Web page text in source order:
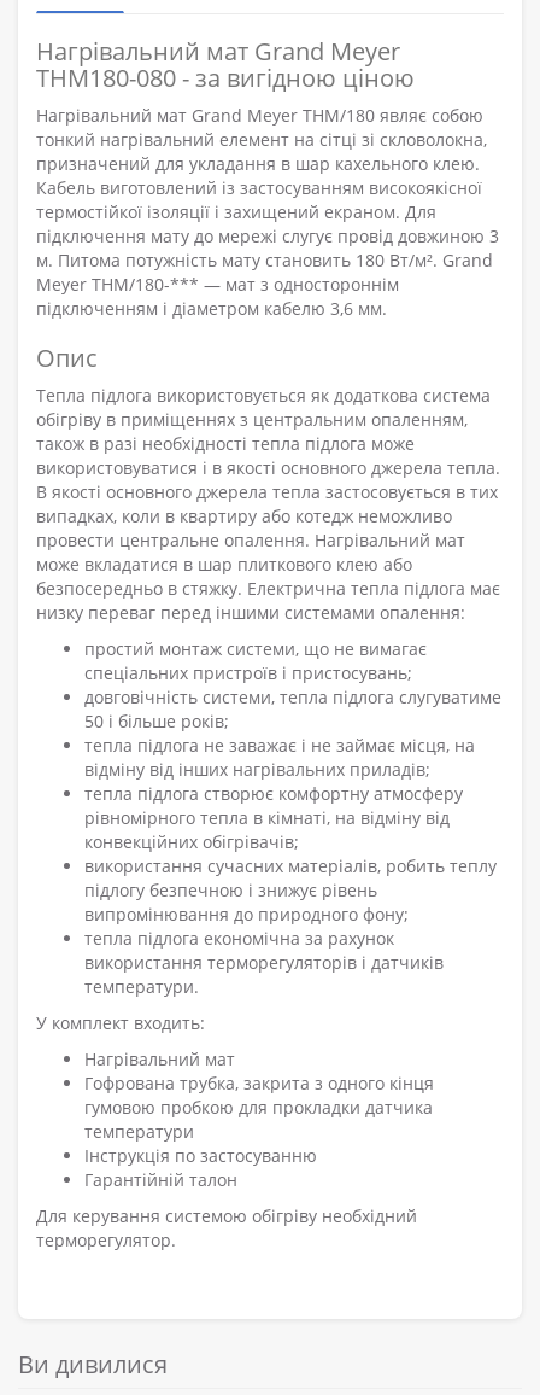
Нагрівальний мат Grand Meyer
THM180-080 - за вигідною ціною
Нагрівальний мат Grand Meyer THM/180 являє собою
тонкий нагрівальний елемент на сітці зі скловолокна,
призначений для укладання в шар кахельного клею.
Кабель виготовлений із застосуванням високоякісної
термостійкої ізоляції і захищений екраном. Для
підключення мату до мережі слугує провід довжиною 3
м. Питома потужність мату становить 180 Вт/м². Grand
Meyer THM/180-*** — мат з одностороннім
підключенням і діаметром кабелю 3,6 мм.
Опис
Тепла підлога використовується як додаткова система
обігріву в приміщеннях з центральним опаленням,
також в разі необхідності тепла підлога може
використовуватися і в якості основного джерела тепла.
В якості основного джерела тепла застосовується в тих
випадках, коли в квартиру або котедж неможливо
провести центральне опалення. Нагрівальний мат
може вкладатися в шар плиткового клею або
безпосередньо в стяжку. Електрична тепла підлога має
низку переваг перед іншими системами опалення:
простий монтаж системи, що не вимагає
спеціальних пристроїв і пристосувань;
довговічність системи, тепла підлога слугуватиме
50 і більше років;
тепла підлога не заважає і не займає місця, на
відміну від інших нагрівальних приладів;
тепла підлога створює комфортну атмосферу
рівномірного тепла в кімнаті, на відміну від
конвекційних обігрівачів;
використання сучасних матеріалів, робить теплу
підлогу безпечною і знижує рівень
випромінювання до природного фону;
тепла підлога економічна за рахунок
використання терморегуляторів і датчиків
температури.
У комплект входить:
Нагрівальний мат
Гофрована трубка, закрита з одного кінця
гумовою пробкою для прокладки датчика
температури
Інструкція по застосуванню
Гарантійній талон
Для керування системою обігріву необхідний
терморегулятор.
Ви дивилися